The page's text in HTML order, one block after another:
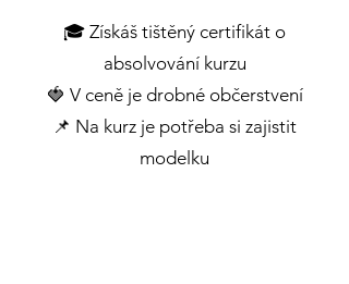
🎓 Získáš tištěný certifikát o
absolvování kurzu
🍓 V ceně je drobné občerstvení
📌 Na kurz je potřeba si zajistit
modelku